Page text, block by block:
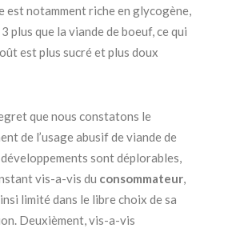
est notamment riche en glycogène,
plus que la viande de boeuf, ce qui
est plus sucré et plus doux
que nous constatons le
de l’usage abusif de viande de
sont déplorables,
vis-a-vis du consommateur,
limité dans le libre choix de sa
Deuxièment, vis-a-vis